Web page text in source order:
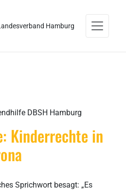
Hamburg
DBSH Hamburg
Kinderrechte in
Sprichwort besagt: „Es